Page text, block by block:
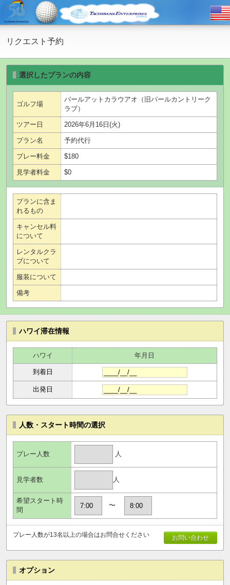
リクエスト予約
選択したプランの内容
ゴルフ場
パールアットカラウアオ（旧パールカントリーク
ラブ）
ツアー日 2026年6月16日(火)
プラン名 予約代行
プレー料金 $180
見学者料金 $0
プランに含ま
れるもの
キャンセル料
について
レンタルクラ
ブについて
服装について
備考
ハワイ滞在情報
ハワイ 年月日
到着日
出発日
人数・スタート時間の選択
プレー人数 人
見学者数 人
希望スタート時
間
〜
お問い合わせ
プレー人数が13名以上の場合はお問合せください
オプション